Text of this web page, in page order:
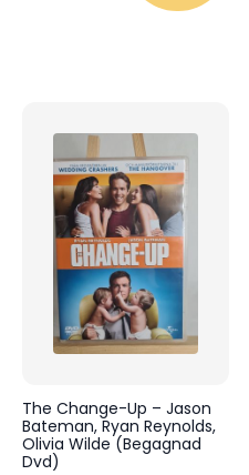
The Change-Up – Jason
Bateman, Ryan Reynolds,
Olivia Wilde (Begagnad
Dvd)